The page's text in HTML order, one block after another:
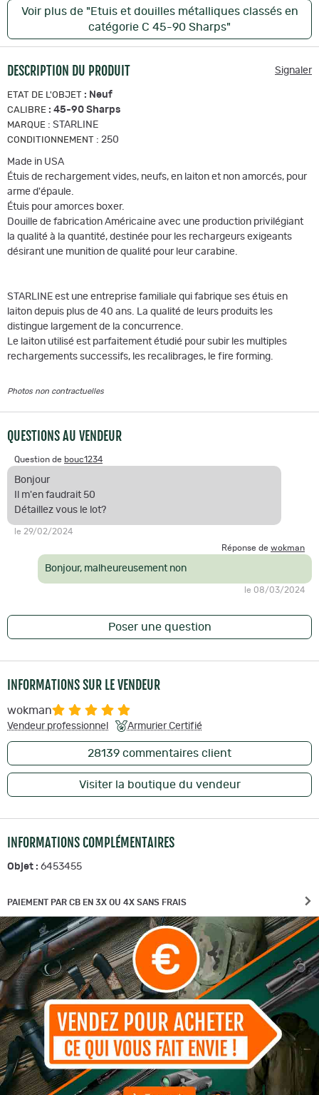
Voir plus de "Etuis et douilles métalliques classés en
catégorie C 45-90 Sharps"
DESCRIPTION DU PRODUIT Signaler
ETAT DE L'OBJET : Neuf
CALIBRE : 45-90 Sharps
MARQUE : STARLINE
CONDITIONNEMENT : 250
Made in USA
Étuis de rechargement vides, neufs, en laiton et non amorcés, pour
arme d'épaule.
Étuis pour amorces boxer.
Douille de fabrication Américaine avec une production privilégiant
la qualité à la quantité, destinée pour les rechargeurs exigeants
désirant une munition de qualité pour leur carabine.
STARLINE est une entreprise familiale qui fabrique ses étuis en
laiton depuis plus de 40 ans. La qualité de leurs produits les
distingue largement de la concurrence.
Le laiton utilisé est parfaitement étudié pour subir les multiples
rechargements successifs, les recalibrages, le fire forming.
Photos non contractuelles
QUESTIONS AU VENDEUR
Question de bouc1234
Bonjour
Il m'en faudrait 50
Détaillez vous le lot?
le 29/02/2024
Réponse de wokman
Bonjour, malheureusement non
le 08/03/2024
Poser une question
INFORMATIONS SUR LE VENDEUR
wokman
Vendeur professionnel Armurier Certifié
28139 commentaires client
Visiter la boutique du vendeur
INFORMATIONS COMPLÉMENTAIRES
Objet : 6453455
PAIEMENT PAR CB EN 3X OU 4X SANS FRAIS